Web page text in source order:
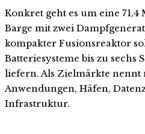
Konkret geht es um eine
Barge mit zwei
kompakter Fusionsreaktor
Batteriesysteme bis zu sechs
liefern. Als Zielmärkte nennt
Anwendungen, Häfen,
Infrastruktur.